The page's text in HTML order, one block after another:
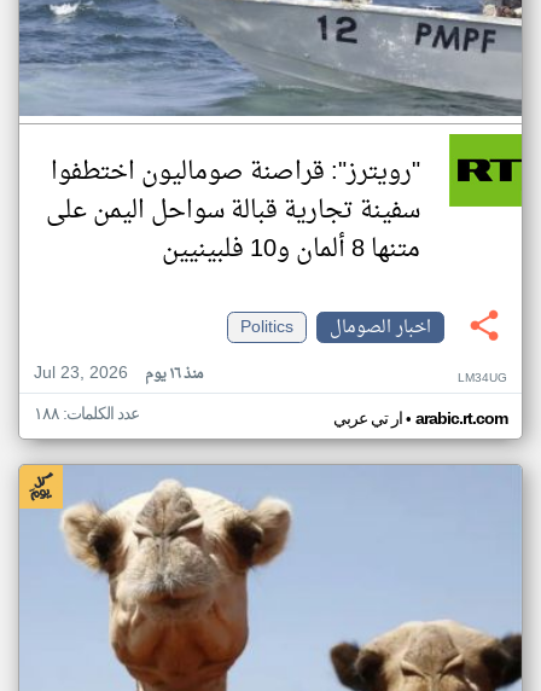
"رويترز": قراصنة صوماليون اختطفوا
سفينة تجارية قبالة سواحل اليمن على
متنها 8 ألمان و10 فلبينيين
اخبار الصومال
Politics
Jul 23, 2026
منذ ١٦ يوم LM34UG
ار تي عربي• arabic.rt.com عدد الكلمات: ١٨٨